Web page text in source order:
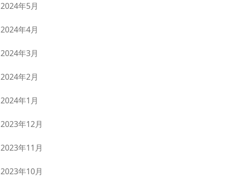
2024年5月
2024年4月
2024年3月
2024年2月
2024年1月
2023年12月
2023年11月
2023年10月